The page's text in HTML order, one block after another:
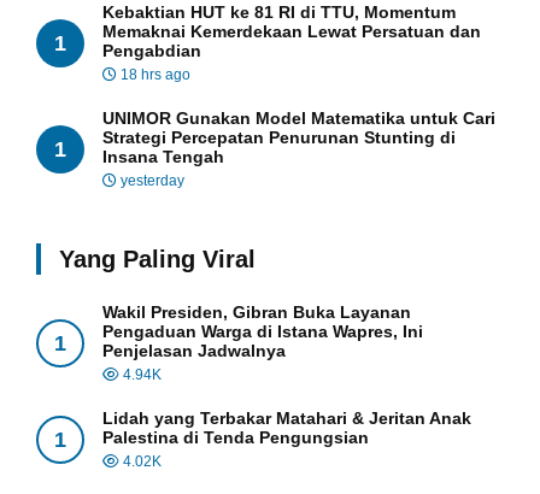
1
Kebaktian HUT ke 81 RI di TTU, Momentum
Memaknai Kemerdekaan Lewat Persatuan dan
Pengabdian
18 hrs ago
1
UNIMOR Gunakan Model Matematika untuk Cari
Strategi Percepatan Penurunan Stunting di
Insana Tengah
yesterday
Yang Paling Viral
1
Wakil Presiden, Gibran Buka Layanan
Pengaduan Warga di Istana Wapres, Ini
Penjelasan Jadwalnya
4.94K
1
Lidah yang Terbakar Matahari & Jeritan Anak
Palestina di Tenda Pengungsian
4.02K